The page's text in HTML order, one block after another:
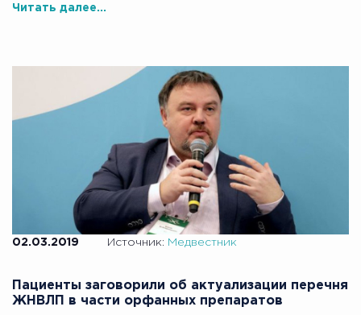
Читать далее...
02.03.2019 Источник: Медвестник
Пациенты заговорили об актуализации перечня
ЖНВЛП в части орфанных препаратов